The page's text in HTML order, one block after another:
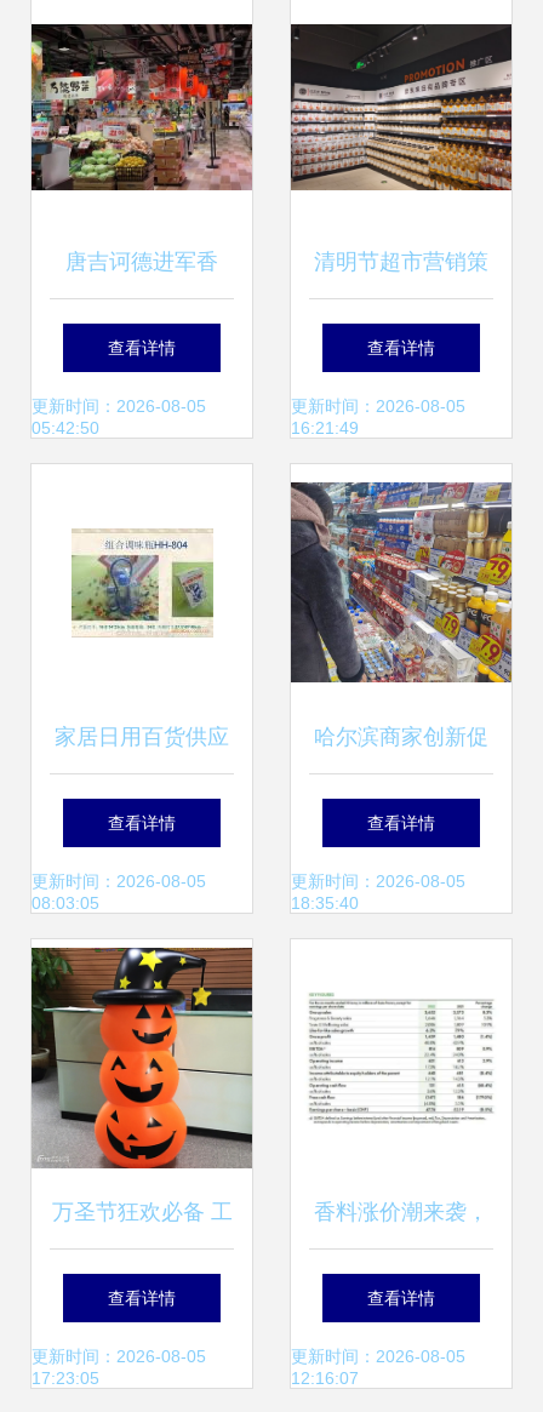
唐吉诃德进军香
港，平价魅力能否
征服内地游客？
查看详情
更新时间：2026-08-05
05:42:50
清明节超市营销策
略 聚焦顾客需求，
优化商品组合，提
升水果与日用百货
销售
查看详情
更新时间：2026-08-05
16:21:49
家居日用百货供应
商与批发市场采购
指南 高效销售策略
查看详情
更新时间：2026-08-05
08:03:05
哈尔滨商家创新促
销激发消费活力，
日用百货销售迎热
查看详情
更新时间：2026-08-05
18:35:40
万圣节狂欢必备 工
厂定制南瓜不倒翁
充气摆件，点亮节
查看详情
更新时间：2026-08-05
17:23:05
香料涨价潮来袭，
日化产业链面临新
一轮压力测试
查看详情
更新时间：2026-08-05
12:16:07